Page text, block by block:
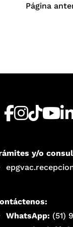
Página
y/o
WhatsApp: (51)